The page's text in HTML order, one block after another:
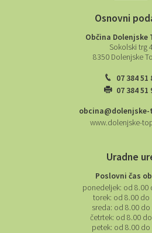
Osnovni
Občina Dolenjske
Sokolski trg 4
8350 Dolenjske
07 384 51
07 384 51
www.dolenjske-
Uradne
Poslovni čas
ponedeljek: od 8.00
torek: od 8.00 do
sreda: od 8.00 do
četrtek: od 8.00
petek: od 8.00 do